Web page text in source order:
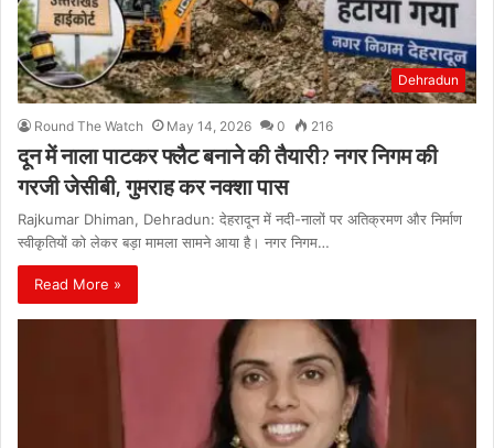
Dehradun
Round The Watch May 14, 2026 0 216
दून में नाला पाटकर फ्लैट बनाने की तैयारी? नगर निगम की
गरजी जेसीबी, गुमराह कर नक्शा पास
Rajkumar Dhiman, Dehradun: देहरादून में नदी-नालों पर अतिक्रमण और निर्माण
स्वीकृतियों को लेकर बड़ा मामला सामने आया है। नगर निगम…
Read More »